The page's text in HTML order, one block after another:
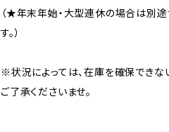
（★年末年始・大型連休の場合は別途
す。）
※状況によっては、在庫を確保でき
ご了承くださいませ。